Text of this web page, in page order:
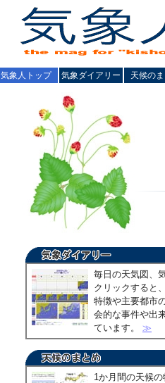
気象人トップ 気象ダイアリー 天候の
毎日の天気図、
クリックすると
特徴や主要都市
会的な事件や出
ています。 ≫
1か月間の天候